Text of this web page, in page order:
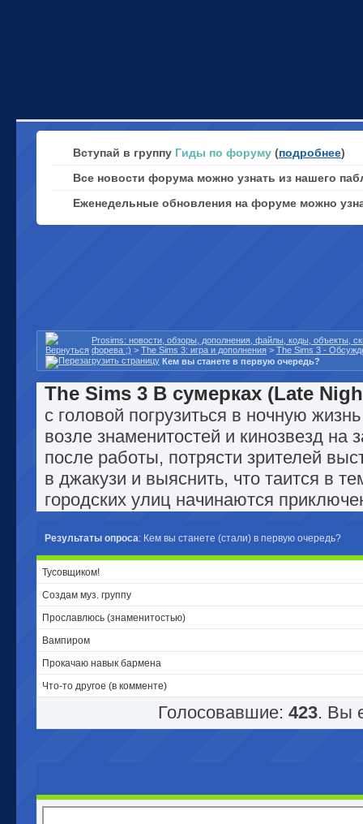
Вступай в группу Гиды по форуму (подробнее)
Все новости форума можно узнать из нашего
Еженедельные обновления на форуме можно
Prosims: новости, обзоры, дополнения, файлы, коды, объекты,
форева ;) > The Sims 3: игра и дополнения > The Sims 3 -
Кем вы станете в первую очередь?
The Sims 3 В сумерках (Late
с головой погрузиться в ночную
возле знаменитостей и кинозвезд на
после работы, потрясти зрителей
в джакузи и выяснить, что таится в
городских улиц начинаются
Результаты опроса: Кем вы станете (стали) в первую очередь?
Тусовщиком!
Создам муз. группу
Прославлюсь (знаменитостью)
Вампиром
Прокачаю навык бармена
Что-то другое (в комменте)
Голосовавшие: 423. Вы